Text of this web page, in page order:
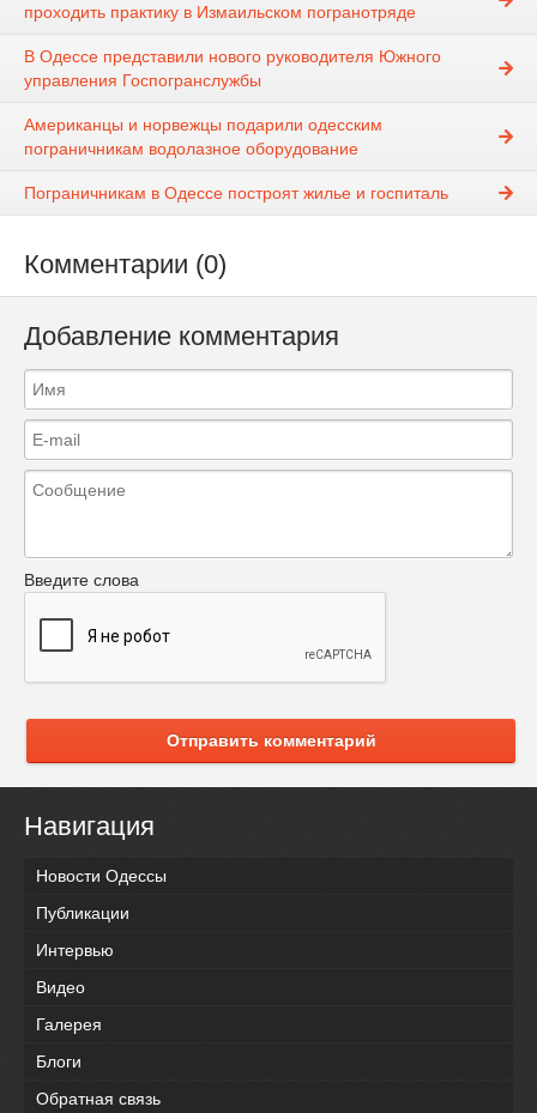
проходить практику в Измаильском погранотряде
В Одессе представили нового руководителя Южного
управления Госпогранслужбы
Американцы и норвежцы подарили одесским
пограничникам водолазное оборудование
Пограничникам в Одессе построят жилье и госпиталь
Комментарии (0)
Добавление комментария
Введите слова
Отправить комментарий
Навигация
Новости Одессы
Публикации
Интервью
Видео
Галерея
Блоги
Обратная связь